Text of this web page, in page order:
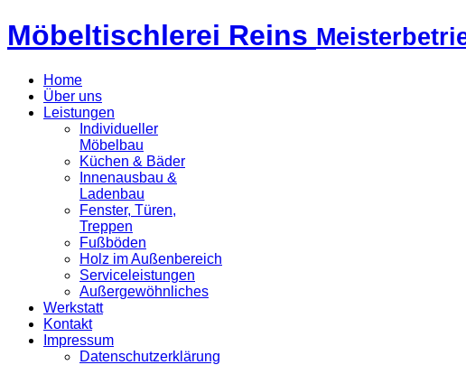
Möbeltischlerei Reins
Home
Über uns
Leistungen
Individueller
Möbelbau
Küchen & Bäder
Innenausbau &
Ladenbau
Fenster, Türen,
Treppen
Fußböden
Holz im Außenbereich
Serviceleistungen
Außergewöhnliches
Werkstatt
Kontakt
Impressum
Datenschutzerklärung